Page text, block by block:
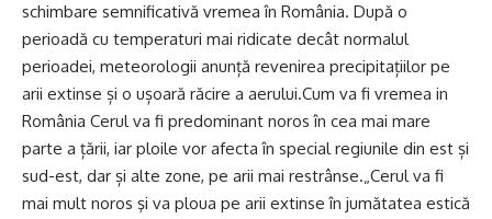
schimbare semnificativă vremea în România. După o
perioadă cu temperaturi mai ridicate decât normalul
perioadei, meteorologii anunță revenirea precipitațiilor pe
arii extinse și o ușoară răcire a aerului.Cum va fi vremea in
România Cerul va fi predominant noros în cea mai mare
parte a țării, iar ploile vor afecta în special regiunile din est și
sud-est, dar și alte zone, pe arii mai restrânse.„Cerul va fi
mai mult noros şi va ploua pe arii extinse în jumătatea estică